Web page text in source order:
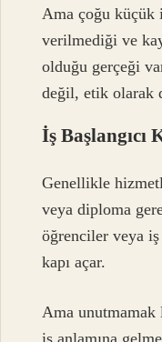
Ama çoğu küçük
verilmediği ve
olduğu gerçeği
değil, etik olarak
İş Başlangıcı
Genellikle
veya diploma
öğrenciler veya
kapı açar.
Ama